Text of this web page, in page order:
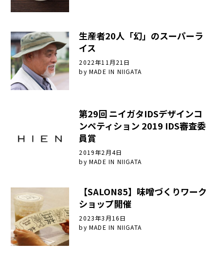
生産者20人「幻」のスーパーラ
イス
2022年11月21日
byMADE IN NIIGATA
第29回 ニイガタIDSデザインコ
ンペティション 2019 IDS審査委
員賞
2019年2月4日
byMADE IN NIIGATA
【SALON85】味噌づくりワーク
ショップ開催
2023年3月16日
byMADE IN NIIGATA